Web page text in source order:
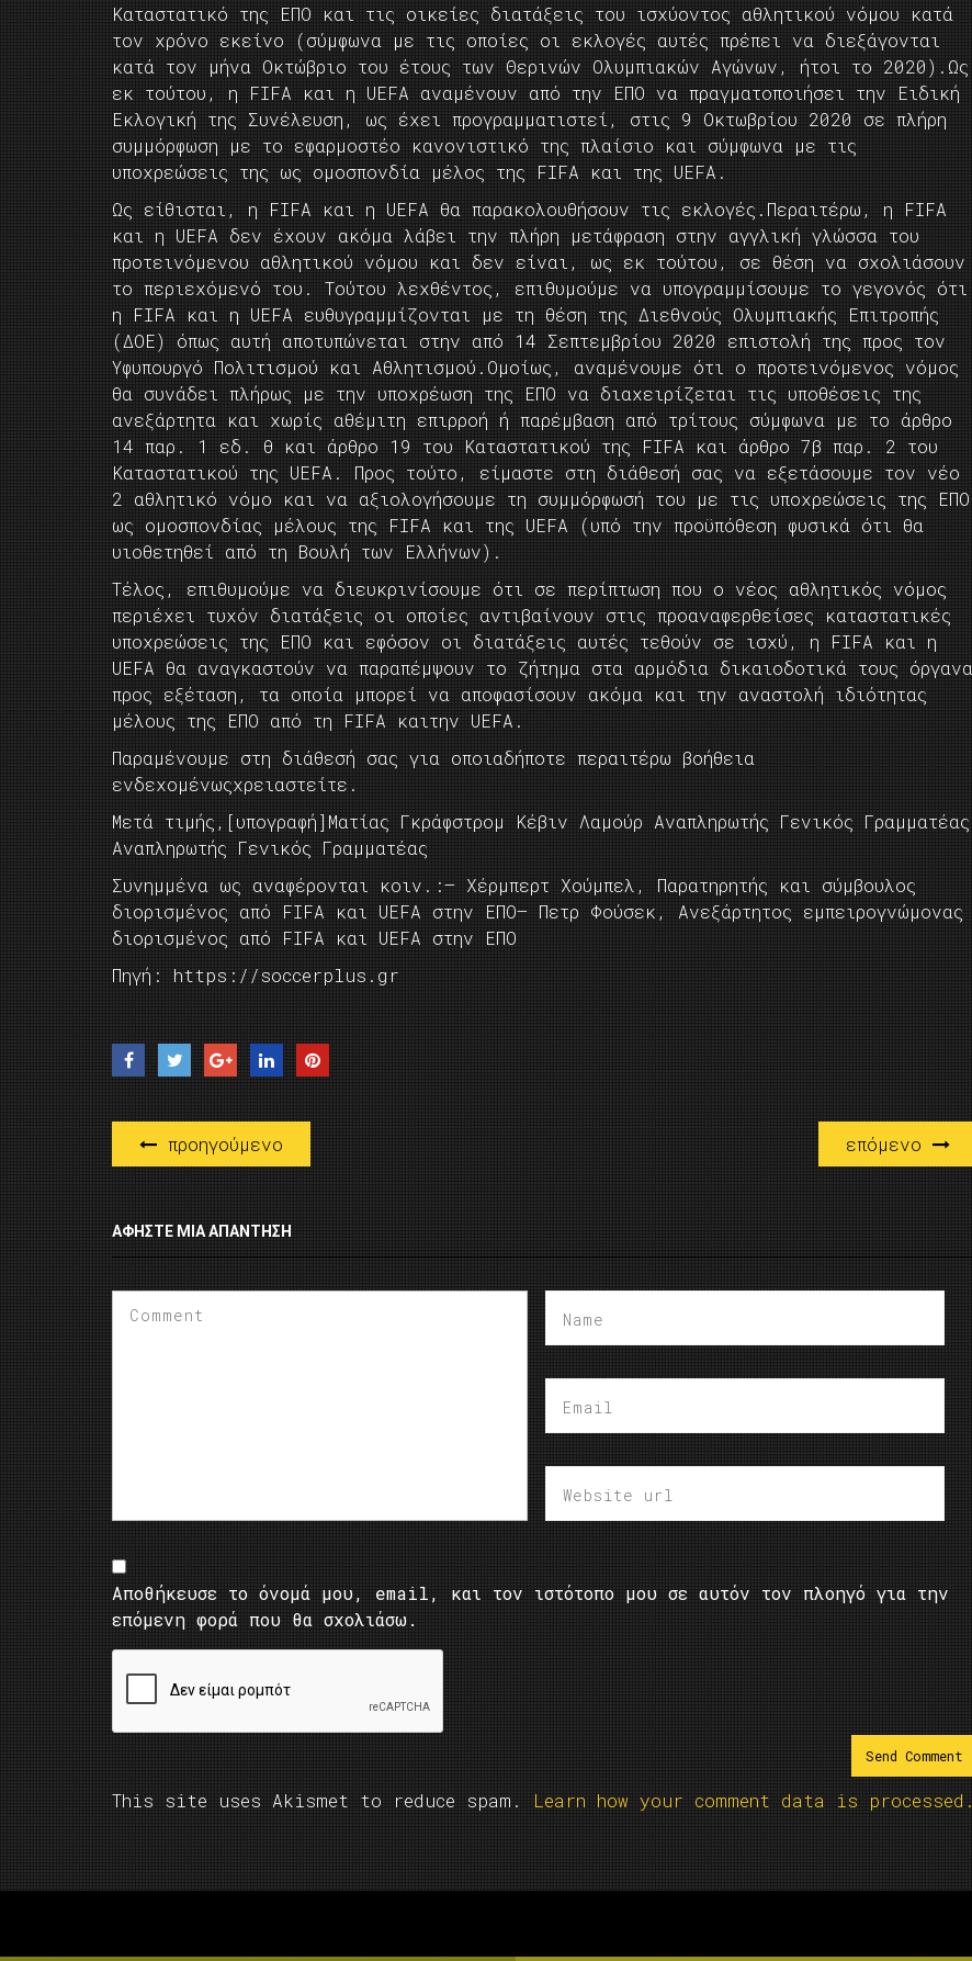
Καταστατικό της ΕΠΟ και τις οικείες διατάξεις του ισχύοντος αθλητικού νόμου κατά
τον χρόνο εκείνο (σύμφωνα με τις οποίες οι εκλογές αυτές πρέπει να διεξάγονται
κατά τον μήνα Οκτώβριο του έτους των Θερινών Ολυμπιακών Αγώνων, ήτοι το 2020).Ως
εκ τούτου, η FIFA και η UEFA αναμένουν από την ΕΠΟ να πραγματοποιήσει την Ειδική
Εκλογική της Συνέλευση, ως έχει προγραμματιστεί, στις 9 Οκτωβρίου 2020 σε πλήρη
συμμόρφωση με το εφαρμοστέο κανονιστικό της πλαίσιο και σύμφωνα με τις
υποχρεώσεις της ως ομοσπονδία μέλος της FIFA και της UEFA.
Ως είθισται, η FIFA και η UEFA θα παρακολουθήσουν τις εκλογές.Περαιτέρω, η FIFA
και η UEFA δεν έχουν ακόμα λάβει την πλήρη μετάφραση στην αγγλική γλώσσα του
προτεινόμενου αθλητικού νόμου και δεν είναι, ως εκ τούτου, σε θέση να σχολιάσουν
το περιεχόμενό του. Τούτου λεχθέντος, επιθυμούμε να υπογραμμίσουμε το γεγονός ότι
η FIFA και η UEFA ευθυγραμμίζονται με τη θέση της Διεθνούς Ολυμπιακής Επιτροπής
(ΔΟΕ) όπως αυτή αποτυπώνεται στην από 14 Σεπτεμβρίου 2020 επιστολή της προς τον
Υφυπουργό Πολιτισμού και Αθλητισμού.Ομοίως, αναμένουμε ότι ο προτεινόμενος νόμος
θα συνάδει πλήρως με την υποχρέωση της ΕΠΟ να διαχειρίζεται τις υποθέσεις της
ανεξάρτητα και χωρίς αθέμιτη επιρροή ή παρέμβαση από τρίτους σύμφωνα με το άρθρο
14 παρ. 1 εδ. θ και άρθρο 19 του Καταστατικού της FIFA και άρθρο 7β παρ. 2 του
Καταστατικού της UEFA. Προς τούτο, είμαστε στη διάθεσή σας να εξετάσουμε τον νέο
2 αθλητικό νόμο και να αξιολογήσουμε τη συμμόρφωσή του με τις υποχρεώσεις της ΕΠΟ
ως ομοσπονδίας μέλους της FIFA και της UEFA (υπό την προϋπόθεση φυσικά ότι θα
υιοθετηθεί από τη Βουλή των Ελλήνων).
Τέλος, επιθυμούμε να διευκρινίσουμε ότι σε περίπτωση που ο νέος αθλητικός νόμος
περιέχει τυχόν διατάξεις οι οποίες αντιβαίνουν στις προαναφερθείσες καταστατικές
υποχρεώσεις της ΕΠΟ και εφόσον οι διατάξεις αυτές τεθούν σε ισχύ, η FIFA και η
UEFA θα αναγκαστούν να παραπέμψουν το ζήτημα στα αρμόδια δικαιοδοτικά τους όργανα
προς εξέταση, τα οποία μπορεί να αποφασίσουν ακόμα και την αναστολή ιδιότητας
μέλους της ΕΠΟ από τη FIFA καιτην UEFA.
Παραμένουμε στη διάθεσή σας για οποιαδήποτε περαιτέρω βοήθεια
ενδεχομένωςχρειαστείτε.
Μετά τιμής,[υπογραφή]Ματίας Γκράφστρομ Κέβιν Λαμούρ Αναπληρωτής Γενικός Γραμματέας
Αναπληρωτής Γενικός Γραμματέας
Συνημμένα ως αναφέρονται κοιν.:– Χέρμπερτ Χούμπελ, Παρατηρητής και σύμβουλος
διορισμένος από FIFA και UEFA στην ΕΠΟ– Πετρ Φούσεκ, Ανεξάρτητος εμπειρογνώμονας
διορισμένος από FIFA και UEFA στην ΕΠΟ
Πηγή: https://soccerplus.gr
προηγούμενο επόμενο
ΑΦΉΣΤΕ ΜΙΑ ΑΠΆΝΤΗΣΗ
Αποθήκευσε το όνομά μου, email, και τον ιστότοπο μου σε αυτόν τον πλοηγό για την
επόμενη φορά που θα σχολιάσω.
This site uses Akismet to reduce spam. Learn how your comment data is processed.